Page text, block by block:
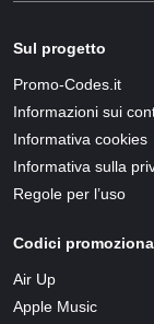
Sul progetto
Promo-Codes.it
Informazioni sui
Informativa cookies
Informativa sulla
Regole per l’uso
Codici
Air Up
Apple Music